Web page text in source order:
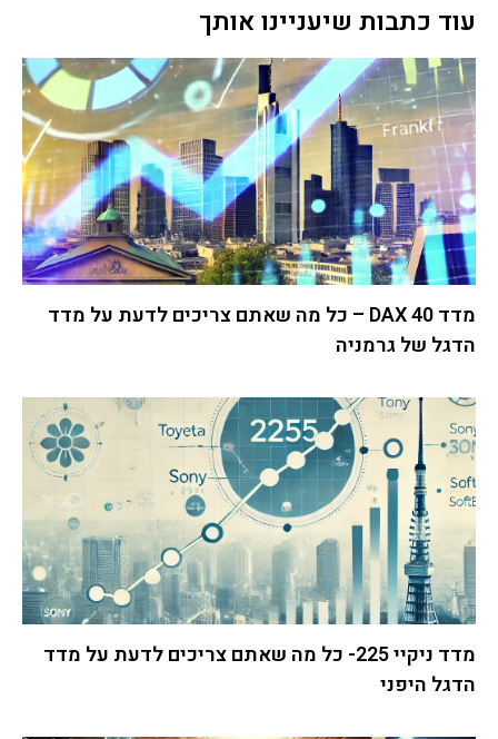
עוד כתבות שיעניינו אותך
מדד DAX 40 – כל מה שאתם צריכים לדעת על מדד
הדגל של גרמניה
מדד ניקיי 225- כל מה שאתם צריכים לדעת על מדד
הדגל היפני